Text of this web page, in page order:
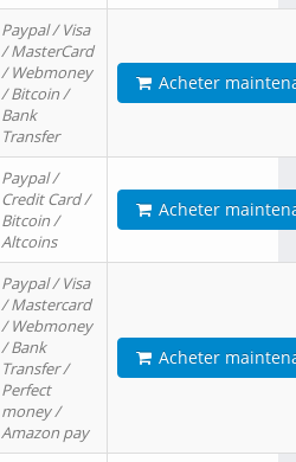
Paypal / Visa
/ MasterCard
/ Webmoney
/ Bitcoin /
Bank
Transfer
Acheter
Paypal /
Credit Card /
Bitcoin /
Altcoins
Acheter
Paypal / Visa
/ Mastercard
/ Webmoney
/ Bank
Transfer /
Perfect
money /
Amazon pay
Acheter